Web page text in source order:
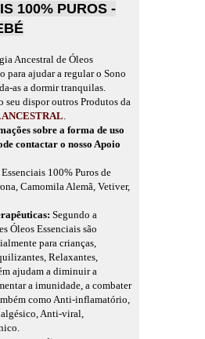
100% PUROS -
Ancestral de Óleos
para ajudar a regular o Sono
as a dormir tranquilas.
seu dispor outros Produtos da
.
sobre a forma de uso
contactar o nosso Apoio
100% Puros de
Camomila Alemã, Vetiver,
Segundo a
Óleos Essenciais são
para crianças,
Relaxantes,
ajudam a diminuir a
a imunidade, a combater
como Anti-inflamatório,
Anti-viral,